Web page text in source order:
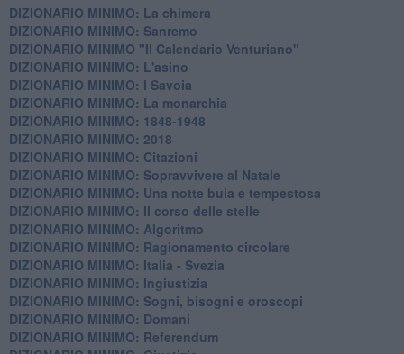
DIZIONARIO MINIMO: La chimera
DIZIONARIO MINIMO: Sanremo
DIZIONARIO MINIMO "Il Calendario Venturiano"
DIZIONARIO MINIMO: L'asino
DIZIONARIO MINIMO: I Savoia
DIZIONARIO MINIMO: La monarchia
DIZIONARIO MINIMO: 1848-1948
DIZIONARIO MINIMO: 2018
DIZIONARIO MINIMO: Citazioni
DIZIONARIO MINIMO: ​Sopravvivere al Natale
DIZIONARIO MINIMO: ​Una notte buia e tempestosa
DIZIONARIO MINIMO: Il corso delle stelle
DIZIONARIO MINIMO: Algoritmo
DIZIONARIO MINIMO: Ragionamento circolare
DIZIONARIO MINIMO: Italia - Svezia
DIZIONARIO MINIMO: ​Ingiustizia
DIZIONARIO MINIMO: ​Sogni, bisogni e oroscopi
DIZIONARIO MINIMO: Domani
DIZIONARIO MINIMO: Referendum